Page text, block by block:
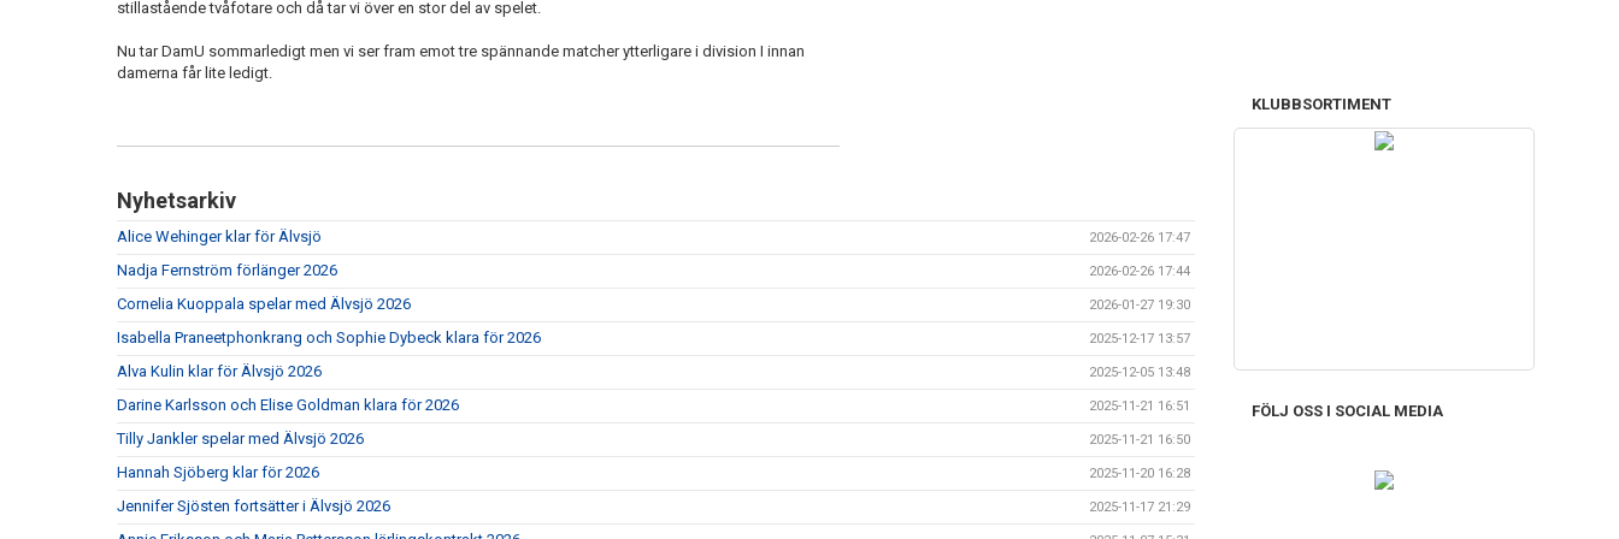
stillastående tvåfotare och då tar vi över en stor del av spelet.
Nu tar DamU sommarledigt men vi ser fram emot tre spännande matcher ytterligare i division I innan
damerna får lite ledigt.
Nyhetsarkiv
Alice Wehinger klar för Älvsjö 2026-02-26 17:47
Nadja Fernström förlänger 2026 2026-02-26 17:44
Cornelia Kuoppala spelar med Älvsjö 2026 2026-01-27 19:30
Isabella Praneetphonkrang och Sophie Dybeck klara för 2026 2025-12-17 13:57
Alva Kulin klar för Älvsjö 2026 2025-12-05 13:48
Darine Karlsson och Elise Goldman klara för 2026 2025-11-21 16:51
Tilly Jankler spelar med Älvsjö 2026 2025-11-21 16:50
Hannah Sjöberg klar för 2026 2025-11-20 16:28
Jennifer Sjösten fortsätter i Älvsjö 2026 2025-11-17 21:29
KLUBBSORTIMENT
FÖLJ OSS I SOCIAL MEDIA